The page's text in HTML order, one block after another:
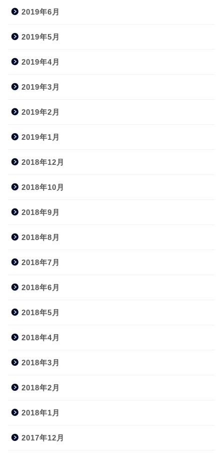
2019年6月
2019年5月
2019年4月
2019年3月
2019年2月
2019年1月
2018年12月
2018年10月
2018年9月
2018年8月
2018年7月
2018年6月
2018年5月
2018年4月
2018年3月
2018年2月
2018年1月
2017年12月